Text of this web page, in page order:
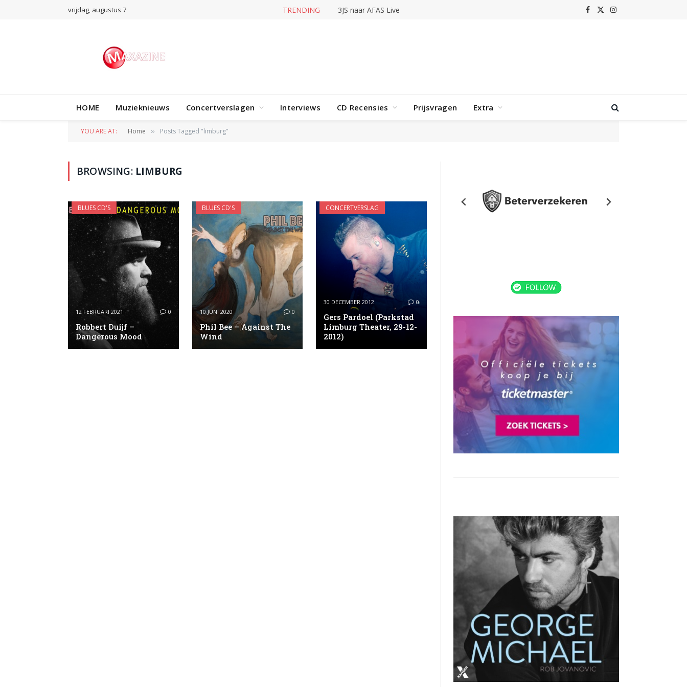
vrijdag, augustus 7 TRENDING 3JS naar AFAS Live Facebook
X
Instagram
HOME Muzieknieuws Concertverslagen Interviews CD Recensies Prijsvragen Extra
YOU ARE AT: Home » Posts Tagged "limburg"
BROWSING: LIMBURG
BLUES CD'S
12 FEBRUARI 2021 0
Robbert Duijf –
Dangerous Mood
BLUES CD'S
10 JUNI 2020 0
Phil Bee – Against The
Wind
CONCERTVERSLAG
30 DECEMBER 2012 0
Gers Pardoel (Parkstad
Limburg Theater, 29-12-
2012)